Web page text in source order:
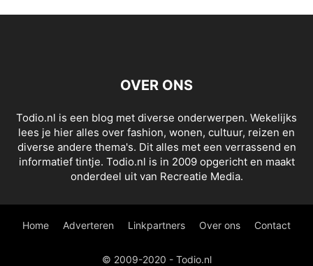
OVER ONS
Todio.nl is een blog met diverse onderwerpen. Wekelijks
lees je hier alles over fashion, wonen, cultuur, reizen en
diverse andere thema's. Dit alles met een verrassend en
informatief tintje. Todio.nl is in 2009 opgericht en maakt
onderdeel uit van Recreatie Media.
Home Adverteren Linkpartners Over ons Contact
© 2009-2020 - Todio.nl